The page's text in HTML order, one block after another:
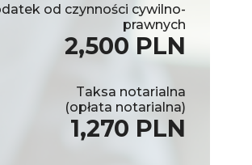
od czynności cywilno-
prawnych
2,500 PLN
Taksa notarialna
(opłata notarialna)
1,270 PLN